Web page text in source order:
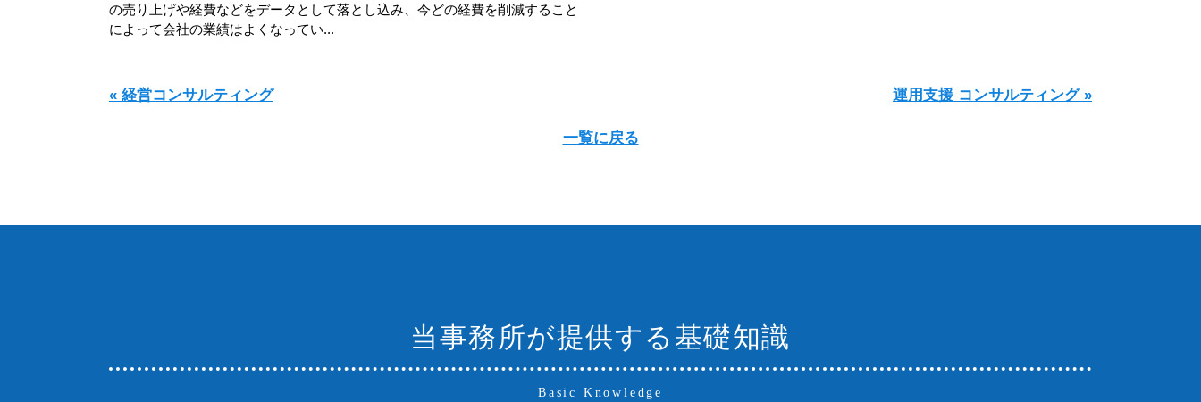
の売り上げや経費などをデータとして落とし込み、今どの経費を削減すること
によって会社の業績はよくなってい...
« 経営コンサルティング 運用支援 コンサルティング »
一覧に戻る
当事務所が提供する基礎知識
Basic Knowledge